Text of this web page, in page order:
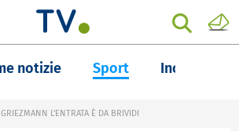
notizie Sport Inchieste
L'ENTRATA È DA BRIVIDI